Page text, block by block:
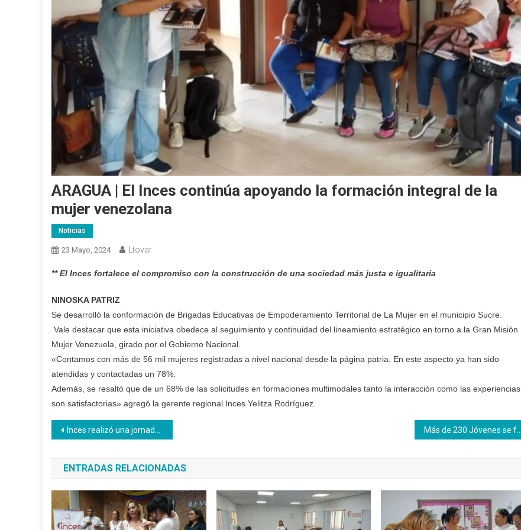
ARAGUA | El Inces continúa apoyando la formación integral de la
mujer venezolana
Noticias
23 Mayo, 2024 Ltovar
** El Inces fortalece el compromiso con la construcción de una sociedad más justa e igualitaria
NINOSKA PATRIZ
Se desarrolló la conformación de Brigadas Educativas de Empoderamiento Territorial de La Mujer en el municipio Sucre.
Vale destacar que esta iniciativa obedece al seguimiento y continuidad del lineamiento estratégico en torno a la Gran Misión
Mujer Venezuela, girado por el Gobierno Nacional.
«Contamos con más de 56 mil mujeres registradas a nivel nacional desde la página patria. En este aspecto ya han sido
atendidas y contactadas un 78%.
Además, se resaltó que de un 68% de las solicitudes en formaciones multimodales tanto la interacción como las experiencias
son satisfactorias» agregó la gerente regional Inces Yelitza Rodríguez.
Navegación
de
entradas
Inces realizó una jornada de atención dirigida a los adultos mayores del comedor social La Abuela María
ENTRADAS RELACIONADAS